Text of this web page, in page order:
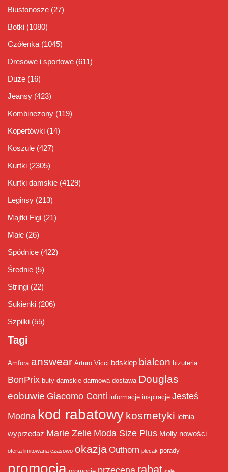
Biustonosze (27)
Botki (1080)
Czółenka (1045)
Dresowe i sportowe (611)
Duże (16)
Jeansy (423)
Kombinezony (119)
Kopertówki (14)
Koszule (427)
Kurtki (2305)
Kurtki damskie (4129)
Leginsy (213)
Majtki Figi (21)
Małe (26)
Spódnice (422)
Średnie (5)
Stringi (22)
Sukienki (206)
Szpilki (55)
Tagi
Amfora answear Arturo Vicci bdsklep bialcon biżuteria
BonPrix buty damskie darmowa dostawa Douglas
eobuwie Giacomo Conti informacje inspiracje Jesteś
Modna kod rabatowy kosmetyki letnia
wyprzedaż Marie Zelie Moda Size Plus Molly nowości
oferta limitowana czasowo okazja Outhorn plecak porady
promocja